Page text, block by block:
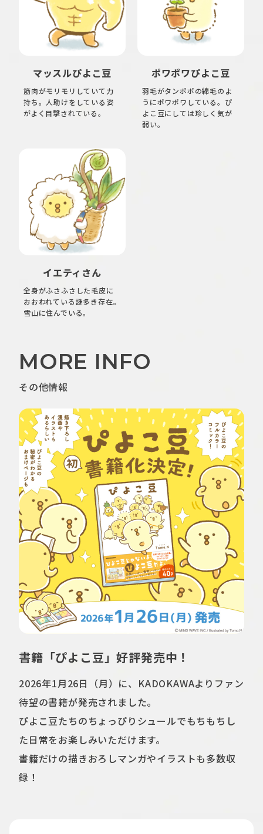
マッスルぴよこ豆
筋肉がモリモリしていて力
持ち。人助けをしている姿
がよく目撃されている。
ポワポワぴよこ豆
羽毛がタンポポの綿毛のよ
うにポワポワしている。ぴ
よこ豆にしては珍しく気が
弱い。
イエティさん
全身がふさふさした毛皮に
おおわれている謎多き存在。
雪山に住んでいる。
MORE INFO
その他情報
書籍「ぴよこ豆」好評発売中！
2026年1月26日（月）に、KADOKAWAよりファン
待望の書籍が発売されました。
ぴよこ豆たちのちょっぴりシュールでもちもちし
た日常をお楽しみいただけます。
書籍だけの描きおろしマンガやイラストも多数収
録！